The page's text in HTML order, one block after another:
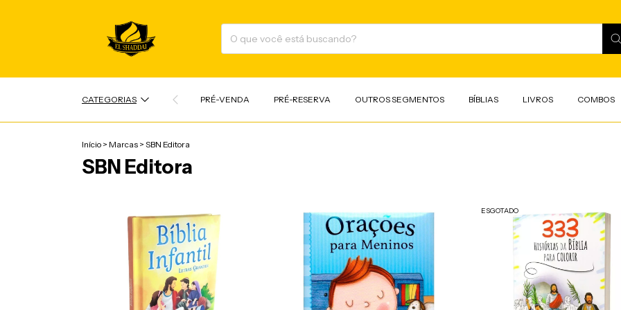
CATEGORIAS PRÉ-VENDA PRÉ-RESERVA OUTROS SEGMENTOS BÍBLIAS LIVROS COMBOS
Início > Marcas > SBN Editora
SBN Editora
ESGOTADO